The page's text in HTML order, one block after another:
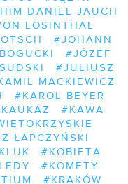
DANIEL JAUCH
LOSINTHAL
#JOHANN
#JÓZEF
#JULIUSZ
MACKIEWICZ
#KAROL BEYER
#KAWA
ŁAPCZYŃSKI
#KOBIETA
#KOMETY
#KRAKÓW